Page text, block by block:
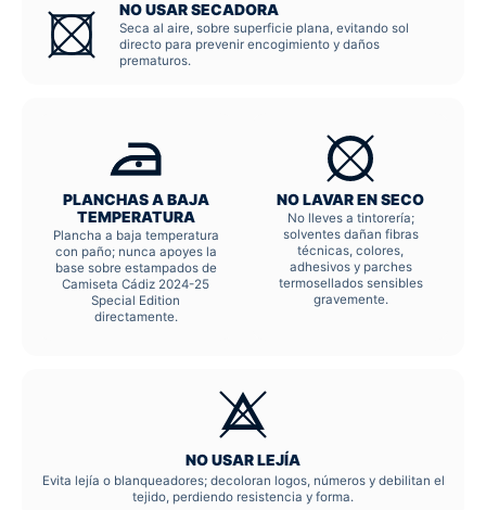
NO USAR SECADORA
Seca al aire, sobre superficie plana, evitando sol
directo para prevenir encogimiento y daños
prematuros.
PLANCHAS A BAJA
TEMPERATURA
Plancha a baja temperatura
con paño; nunca apoyes la
base sobre estampados de
Camiseta Cádiz 2024-25
Special Edition
directamente.
NO LAVAR EN SECO
No lleves a tintorería;
solventes dañan fibras
técnicas, colores,
adhesivos y parches
termosellados sensibles
gravemente.
NO USAR LEJÍA
Evita lejía o blanqueadores; decoloran logos, números y debilitan el
tejido, perdiendo resistencia y forma.